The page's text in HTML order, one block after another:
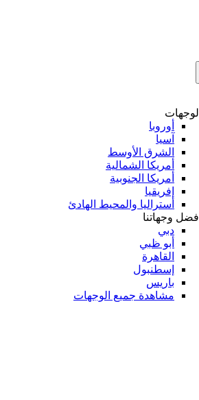
الوجهات
أوروبا
آسيا
الشرق الأوسط
أمريكا الشمالية
أمريكا الجنوبية
إفريقيا
أستراليا والمحيط الهادئ
أفضل وجهاتنا
دبي
أبو ظبي
القاهرة
إسطنبول
باريس
مشاهدة جميع الوجهات